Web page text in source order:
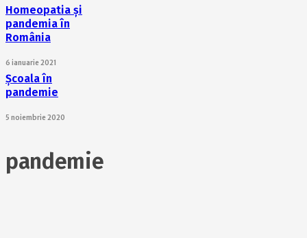
Homeopatia și
pandemia în
România
6 ianuarie 2021
Școala în
pandemie
5 noiembrie 2020
pandemie